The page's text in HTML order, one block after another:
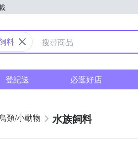
中心
料
登記送 必逛好店
類/小動物 水族飼料